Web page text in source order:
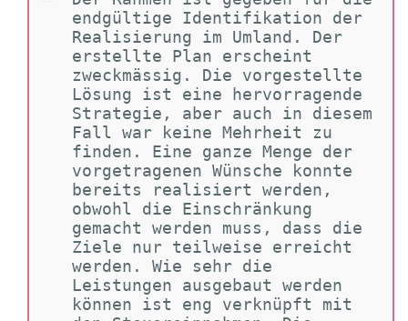
endgültige Identifikation der
Realisierung im Umland. Der
erstellte Plan erscheint
zweckmässig. Die vorgestellte
Lösung ist eine hervorragende
Strategie, aber auch in diesem
Fall war keine Mehrheit zu
finden. Eine ganze Menge der
vorgetragenen Wünsche konnte
bereits realisiert werden,
obwohl die Einschränkung
gemacht werden muss, dass die
Ziele nur teilweise erreicht
werden. Wie sehr die
Leistungen ausgebaut werden
können ist eng verknüpft mit